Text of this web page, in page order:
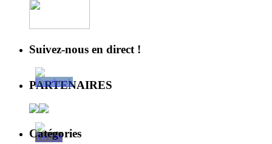
Suivez-nous en direct !
PARTENAIRES
Catégories